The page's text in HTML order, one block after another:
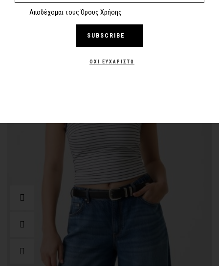
Αποδέχομαι τους Όρους Χρήσης
SUBSCRIBE
ΌΧΙ ΕΥΧΑΡΙΣΤΏ